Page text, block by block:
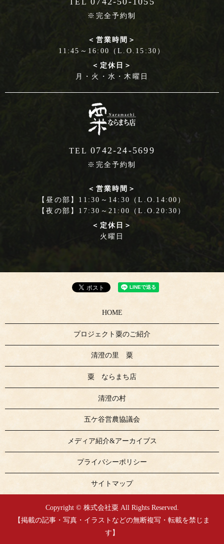
TEL
※完全予約制
＜営業時間＞
11:45～16:00（L.O.15:30）
＜定休日＞
月・火・水・木曜日
TEL0742-24-5699
※完全予約制
＜営業時間＞
【昼の部】11:30～14:30（L.O.14:00）
【夜の部】17:30～21:00（L.O.20:30）
＜定休日＞
火曜日
HOME
プロジェクト粟のご紹介
清澄の里 粟
粟 ならまち店
清澄の村
五ケ谷営農協議会
メディア紹介&アーカイブス
プライバシーポリシー
サイトマップ
Copyright © 株式会社粟 All Rights Reserved.
【掲載の記事・写真・イラストなどの無断複写・転載を禁じま
す】